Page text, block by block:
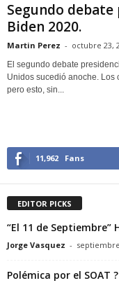
Segundo
Biden 2020.
Martin Perez - octubre 23,
El segundo debate
Unidos sucedió anoche. Los
pero esto, sin...
11,962 Fans
EDITOR PICKS
“El 11 de
Jorge Vasquez -
Polémica por el SOAT